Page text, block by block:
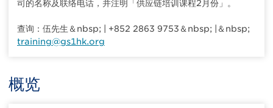
司的名称及联络电话，并注明「供应链培训课程2月份」。
查询：伍先生＆nbsp; | +852 2863 9753＆nbsp; |＆nbsp;
training@gs1hk.org
概览